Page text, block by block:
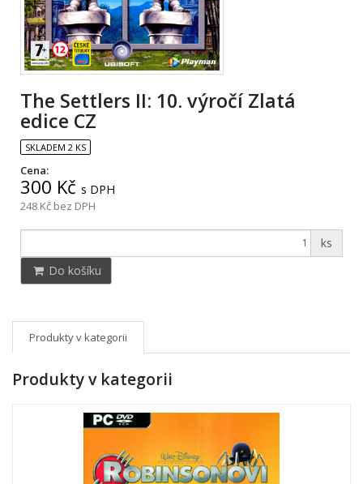
The Settlers II: 10. výročí Zlatá
edice CZ
SKLADEM 2 KS
Cena:
300 Kč s DPH
248 Kč bez DPH
ks
Do košíku
Produkty v kategorii
Produkty v kategorii